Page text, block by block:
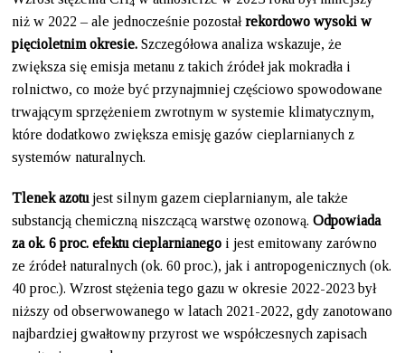
4
niż w 2022 – ale jednocześnie pozostałrekordowo wysoki w
pięcioletnim okresie.Szczegółowa analiza wskazuje, że
zwiększa się emisja metanu z takich źródeł jak mokradła i
rolnictwo, co może być przynajmniej częściowo spowodowane
trwającym sprzężeniem zwrotnym w systemie klimatycznym,
które dodatkowo zwiększa emisję gazów cieplarnianych z
systemów naturalnych.
Tlenek azotu jest silnym gazem cieplarnianym, ale także
substancją chemiczną niszczącą warstwę ozonową.Odpowiada
za ok. 6 proc. efektu cieplarnianego i jest emitowany zarówno
ze źródeł naturalnych (ok. 60 proc.), jak i antropogenicznych (ok.
40 proc.). Wzrost stężenia tego gazu w okresie 2022-2023 był
niższy od obserwowanego w latach 2021-2022, gdy zanotowano
najbardziej gwałtowny przyrost we współczesnych zapisach